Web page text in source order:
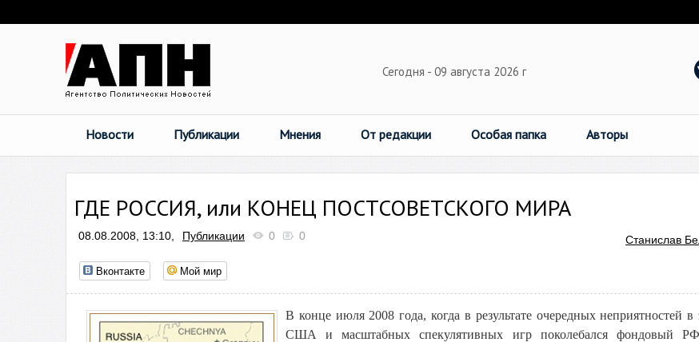
Сегодня - 09 августа 2026 г
Новости Публикации Мнения От редакции Особая папка Авторы
ГДЕ РОССИЯ, или КОНЕЦ ПОСТСОВЕТСКОГО МИРА
08.08.2008, 13:10, Публикации 0 0 Станислав
Вконтакте Мой мир
В конце июля 2008 года, когда в результате очередных неприятностей в
США и масштабных спекулятивных игр поколебался фондовый